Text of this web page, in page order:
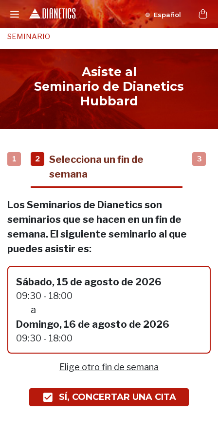
Español
SEMINARIO
Asiste al
Seminario de Dianetics
Hubbard
1 2
Selecciona un fin de
semana
3
Los Seminarios de Dianetics son
seminarios que se hacen en un fin de
semana. El siguiente seminario al que
puedes asistir es:
Sábado, 15 de agosto de 2026
09:30 - 18:00
a
Domingo, 16 de agosto de 2026
09:30 - 18:00
Elige otro fin de semana
SÍ, CONCERTAR UNA CITA